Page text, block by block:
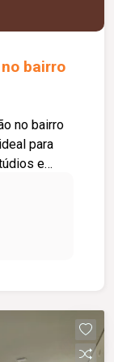
bairro
no bairro
para
e
copa,
para o
água
das